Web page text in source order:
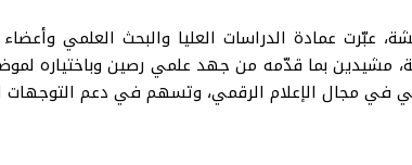
عبّرت عمادة الدراسات العليا والبحث العلمي
مشيدين بما قدّمه من جهد علمي رصين وباختياره
في مجال الإعلام الرقمي، وتسهم في دعم التوجهات